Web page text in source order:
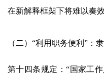
在新解释框架下将难以奏效
（二）“利用职务便利”：
第十四条规定：“国家工